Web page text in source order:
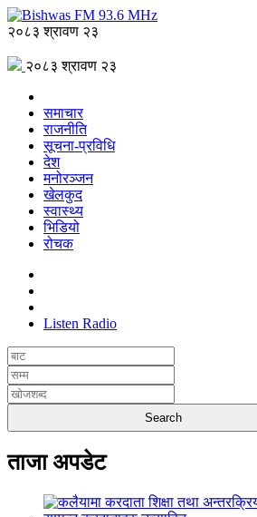
२०८३ श्रावण २३
२०८३ श्रावण २३
समाचार
राजनीति
सूचना-प्रविधि
देश
मनोरञ्जन
खेलकुद
स्वास्थ्य
भिडियो
रोचक
Listen Radio
ताजा अपडेट